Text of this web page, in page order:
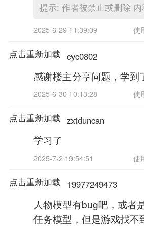
提示: 作者被禁止或删除
2025-6-29 11:39:09 使
点击重新加载 cyc0802
感谢楼主分享问题，学到
2025-6-30 10:13:28 使
点击重新加载 zxtduncan
学习了
2025-7-2 19:54:51 使
点击重新加载 19977249473
人物模型有bug吧，或者
任务模型，但是游戏找不